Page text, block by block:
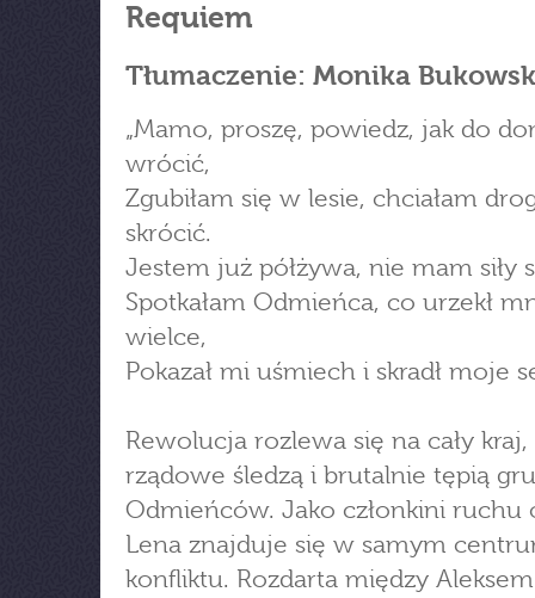
Requiem
Tłumaczenie: Monika
„Mamo, proszę, powiedz, jak do
wrócić,
Zgubiłam się w lesie, chciałam
skrócić.
Jestem już półżywa, nie mam siły
Spotkałam Odmieńca, co urzekł
wielce,
Pokazał mi uśmiech i skradł moje
Rewolucja rozlewa się na cały kraj,
rządowe śledzą i brutalnie tępią
Odmieńców. Jako członkini ruchu
Lena znajduje się w samym
konfliktu. Rozdarta między